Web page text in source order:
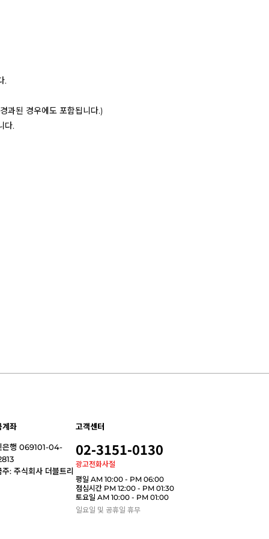
.
과된 경우에도 포함됩니다.)
다.
계좌
은행 069101-04-
주: 주식회사 더블트리
고객센터
02-3151-0130
광고전화사절
평일 AM 10:00 - PM 06:00
점심시간 PM 12:00 - PM 01:30
토요일 AM 10:00 - PM 01:00
일요일 및 공휴일 휴무